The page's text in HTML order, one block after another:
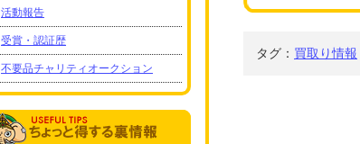
タグ： 買取り情報
活動報告
受賞・認証歴
不要品チャリティオークション